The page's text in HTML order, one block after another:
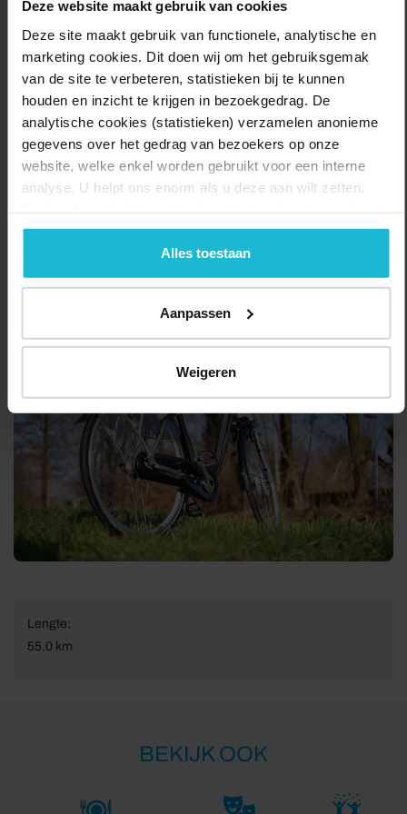
Deze website maakt gebruik van cookies
Deze site maakt gebruik van functionele, analytische en
marketing cookies. Dit doen wij om het gebruiksgemak
van de site te verbeteren, statistieken bij te kunnen
houden en inzicht te krijgen in bezoekgedrag. De
analytische cookies (statistieken) verzamelen anonieme
gegevens over het gedrag van bezoekers op onze
website, welke enkel worden gebruikt voor een interne
analyse. U helpt ons enorm als u deze aan wilt zetten.
geen commerciële doelstelling. U kunt deze cookies via
de knoppen accepteren, beheren of weigeren.
Alles toestaan
Aanpassen
Weigeren
Routekaarten en informatie:
Bij de Toeristische Informatiecentra (VVV) van Megen, Ravenstein
en Oss zijn routewaaiers en gratis losse kaarten verkrijgbaar.
Complete routewaaier:
€ 2,95, bevat de volledige route en
14 lokale rondjes.
Losse kaarten: Gratis voor lokale etappes.
verhaal van de Nederlanden tijdens de Tachtigjarige Oorlog!
Naar de route Delen:
Lengte:
55.0 km
BEKIJK OOK